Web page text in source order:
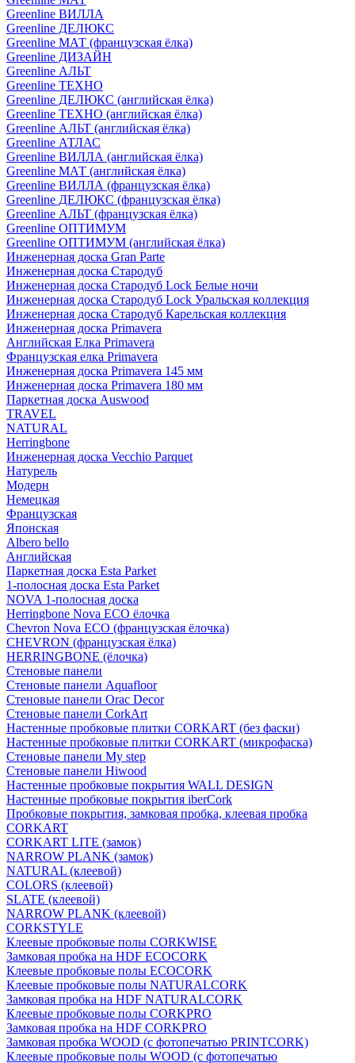
Greenline ВИЛЛА
Greenline ДЕЛЮКС
Greenline МАТ (французская ёлка)
Greenline ДИЗАЙН
Greenline АЛЬТ
Greenline ТЕХНО
Greenline ДЕЛЮКС (английская ёлка)
Greenline ТЕХНО (английская ёлка)
Greenline АЛЬТ (английская ёлка)
Greenline АТЛАС
Greenline ВИЛЛА (английская ёлка)
Greenline МАТ (английская ёлка)
Greenline ВИЛЛА (французская ёлка)
Greenline ДЕЛЮКС (французская ёлка)
Greenline АЛЬТ (французская ёлка)
Greenline ОПТИМУМ
Greenline ОПТИМУМ (английская ёлка)
Инженерная доска Gran Parte
Инженерная доска Стародуб
Инженерная доска Стародуб Lock Белые ночи
Инженерная доска Стародуб Lock Уральская коллекция
Инженерная доска Стародуб Карельская коллекция
Инженерная доска Primavera
Английская Елка Primavera
Французская елка Primavera
Инженерная доска Primavera 145 мм
Инженерная доска Primavera 180 мм
Паркетная доска Auswood
TRAVEL
NATURAL
Herringbone
Инженерная доска Vecchio Parquet
Натурель
Модерн
Немецкая
Французская
Японская
Albero bello
Английская
Паркетная доска Esta Parket
1-полосная доска Esta Parket
NOVA 1-полосная доска
Herringbone Nova ECO ёлочка
Chevron Nova ECO (французская ёлочка)
CHEVRON (французская ёлка)
HERRINGBONE (ёлочка)
Стеновые панели
Стеновые панели Aquafloor
Стеновые панели Orac Decor
Стеновые панели CorkArt
Настенные пробковые плитки CORKART (без фаски)
Настенные пробковые плитки CORKART (микрофаска)
Стеновые панели My step
Стеновые панели Hiwood
Настенные пробковые покрытия WALL DESIGN
Настенные пробковые покрытия iberCork
Пробковые покрытия, замковая пробка, клеевая пробка
CORKART
CORKART LITE (замок)
NARROW PLANK (замок)
NATURAL (клеевой)
COLORS (клеевой)
SLATE (клеевой)
NARROW PLANK (клеевой)
CORKSTYLE
Клеевые пробковые полы CORKWISE
Замковая пробка на HDF ECOCORK
Клеевые пробковые полы ECOCORK
Клеевые пробковые полы NATURALCORK
Замковая пробка на HDF NATURALCORK
Клеевые пробковые полы CORKPRO
Замковая пробка на HDF CORKPRO
Замковая пробка WOOD (с фотопечатью PRINTCORK)
Клеевые пробковые полы WOOD (с фотопечатью